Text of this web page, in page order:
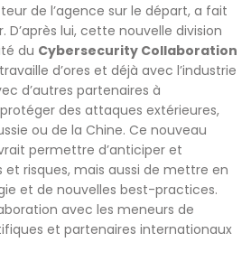
de l’agence sur le départ, a fait
D’après lui, cette nouvelle division
du Cybersecurity Collaboration
d’ores et déjà avec l’industrie
d’autres partenaires à
des attaques extérieures,
ou de la Chine. Ce nouveau
permettre d’anticiper et
et risques, mais aussi de mettre en
et de nouvelles best-practices.
avec les meneurs de
et partenaires internationaux